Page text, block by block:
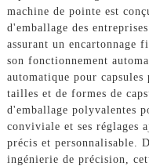
machine de pointe est
d'emballage des
assurant un encartonnage
son fonctionnement
automatique pour
tailles et de formes de
d'emballage polyvalentes
conviviale et ses réglages
précis et personnalisable.
ingénierie de précision,